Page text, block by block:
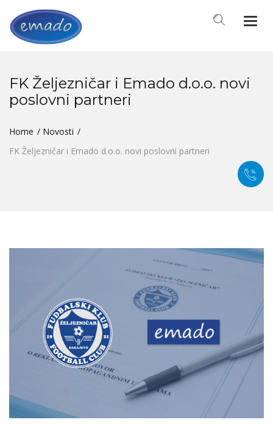
FK Željezničar i Emado d.o.o. novi
poslovni partneri
Home
Novosti
FK Željezničar i Emado d.o.o. novi poslovni partneri